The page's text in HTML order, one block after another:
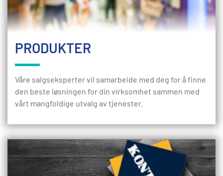
PRODUKTER
Våre salgseksperter vil samarbeide med deg for å finne
den beste løsningen for din virksomhet sammen med
vårt mangfoldige utvalg av tjenester.